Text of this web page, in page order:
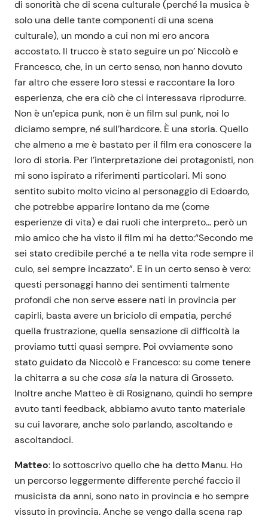
di sonorità che di scena culturale (perché la musica è
solo una delle tante componenti di una scena
culturale), un mondo a cui non mi ero ancora
accostato. Il trucco è stato seguire un po’ Niccolò e
Francesco, che, in un certo senso, non hanno dovuto
far altro che essere loro stessi e raccontare la loro
esperienza, che era ciò che ci interessava riprodurre.
Non è un’epica punk, non è un film sul punk, noi lo
diciamo sempre, né sull’hardcore. È una storia. Quello
che almeno a me è bastato per il film era conoscere la
loro di storia. Per l’interpretazione dei protagonisti, non
mi sono ispirato a riferimenti particolari. Mi sono
sentito subito molto vicino al personaggio di Edoardo,
che potrebbe apparire lontano da me (come
esperienze di vita) e dai ruoli che interpreto… però un
mio amico che ha visto il film mi ha detto:“Secondo me
sei stato credibile perché a te nella vita rode sempre il
culo, sei sempre incazzato”. E in un certo senso è vero:
questi personaggi hanno dei sentimenti talmente
profondi che non serve essere nati in provincia per
capirli, basta avere un briciolo di empatia, perché
quella frustrazione, quella sensazione di difficoltà la
proviamo tutti quasi sempre. Poi ovviamente sono
stato guidato da Niccolò e Francesco: su come tenere
la chitarra a su checosa sia la natura di Grosseto.
Inoltre anche Matteo è di Rosignano, quindi ho sempre
avuto tanti feedback, abbiamo avuto tanto materiale
su cui lavorare, anche solo parlando, ascoltando e
ascoltandoci.
Matteo: Io sottoscrivo quello che ha detto Manu. Ho
un percorso leggermente differente perché faccio il
musicista da anni, sono nato in provincia e ho sempre
vissuto in provincia. Anche se vengo dalla scena rap